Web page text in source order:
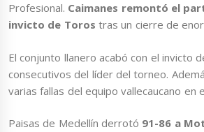
Profesional. Caimanes remontó el
invicto de Toros tras un cierre de
El conjunto llanero acabó con el invicto
consecutivos del líder del torneo.
varias fallas del equipo vallecaucano en
Paisas de Medellín derrotó 91-86 a